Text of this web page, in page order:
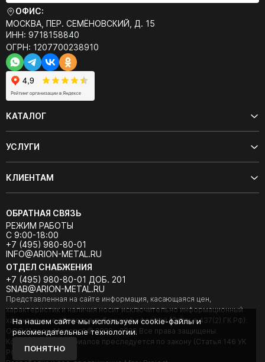
ОФИС:
МОСКВА, ПЕР. СЕМЁНОВСКИЙ, Д. 15
ИНН: 9718158840
ОГРН: 1207700238910
КАТАЛОГ
УСЛУГИ
КЛИЕНТАМ
ОБРАТНАЯ СВЯЗЬ
РЕЖИМ РАБОТЫ
С 9:00-18:00
+7 (495) 980-80-01
INFO@ARION-METAL.RU
ОТДЕЛ СНАБЖЕНИЯ
+7 (495) 980-80-01 ДОБ. 201
SNAB@ARION-METAL.RU
Представленная на сайте информация, касающаяся цен,
характеристик и наличия носит исключительно информационный
характер и не является публичной офертой (Статья 437(2) ГК РФ).
ООО "Арион-Металл" © 2020 - 2026 Все права защищены.
Копирование материалов преследуется по закону (Статья 146 УК
РФ).
На нашем сайте мы используем cookie-файлы и
рекомендательные технологии.
ПОНЯТНО